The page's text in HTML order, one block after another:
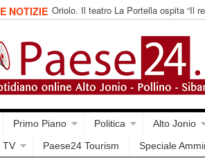
NOTIZIE Oriolo. Il teatro La Portella ospita “Il
collettivo 365
Primo Piano Politica Alto Jonio
TV
Paese24 Tourism Speciale